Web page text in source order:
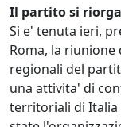
Il partito si
Si e' tenuta ieri,
Roma, la
regionali del
una attivita' di
territoriali di Italia